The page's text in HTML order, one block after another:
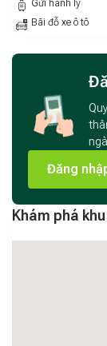
tế, phù hợp
ngày.
Gửi hành lý
Bãi đỗ xe ô tô
Đăng
Khám phá